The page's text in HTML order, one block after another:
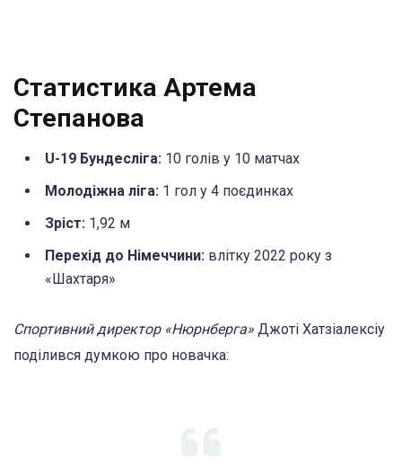
Статистика Артема
Степанова
U-19 Бундесліга: 10 голів у 10 матчах
Молодіжна ліга: 1 гол у 4 поєдинках
Зріст: 1,92 м
Перехід до Німеччини: влітку 2022 року з
«Шахтаря»
Спортивний директор «Нюрнберга» Джоті Хатзіалексіу
поділився думкою про новачка: